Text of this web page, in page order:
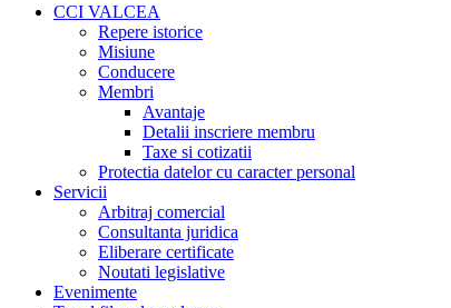
CCI VALCEA
Repere istorice
Misiune
Conducere
Membri
Avantaje
Detalii inscriere membru
Taxe si cotizatii
Protectia datelor cu caracter personal
Servicii
Arbitraj comercial
Consultanta juridica
Eliberare certificate
Noutati legislative
Evenimente